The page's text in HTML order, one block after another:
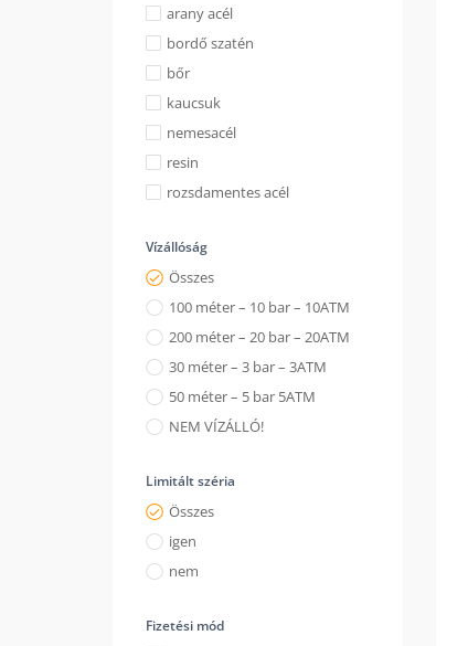
arany acél
bordő szatén
bőr
kaucsuk
nemesacél
resin
rozsdamentes acél
Vízállóság
Összes
100 méter – 10 bar – 10ATM
200 méter – 20 bar – 20ATM
30 méter – 3 bar – 3ATM
50 méter – 5 bar 5ATM
NEM VÍZÁLLÓ!
Limitált széria
Összes
igen
nem
Fizetési mód